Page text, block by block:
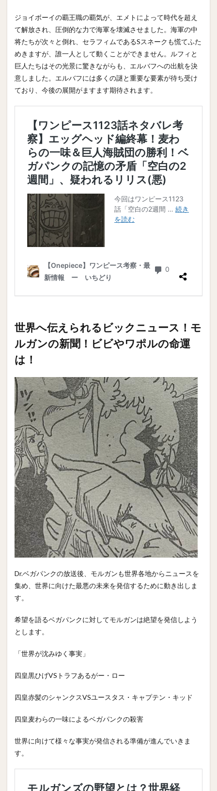
ジョイボーイの覇王職の覇気が、エメトによって時代を超え
て解放され、圧倒的な力で海軍を壊滅させました。海軍の中
将たちが次々と倒れ、セラフィムであるSスネークも慌てふた
めきますが、誰一人として動くことができません。ルフィと
巨人たちはその光景に驚きながらも、エルバフへの出航を決
意しました。エルバフには多くの謎と重要な要素が待ち受け
ており、今後の展開がますます期待されます。
世界へ伝えられるビックニュース！モ
ルガンの新聞！ビビやワポルの命運
は！
Dr.ベガパンクの放送後、モルガンも世界各地からニュースを
集め、世界に向けた最悪の未来を発信するために動き出しま
す。
希望を語るベガパンクに対してモルガンは絶望を発信しよう
とします。
「世界が沈みゆく事実」
四皇黒ひげVSトラフあるがー・ロー
四皇赤髪のシャンクスVSユースタス・キャプテン・キッド
四皇麦わらの一味によるベガパンクの殺害
世界に向けて様々な事実が発信される準備が進んでいきま
す。